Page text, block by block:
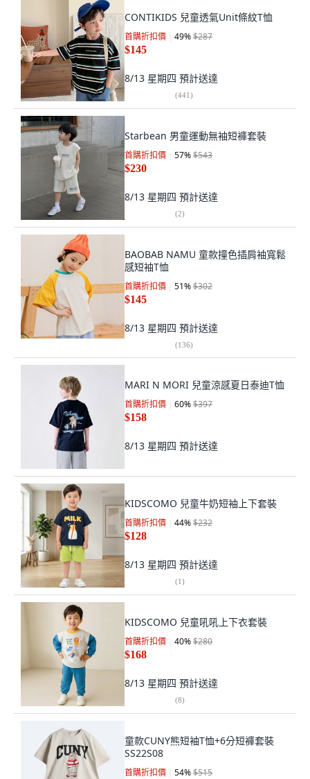
CONTIKIDS 兒童透氣Unit條紋T恤
首購折扣價 49%$287
$145
8/13 星期四 預計送達
(441)
Starbean 男童運動無袖短褲套裝
首購折扣價 57%$543
$230
8/13 星期四 預計送達
(2)
BAOBAB NAMU 童款撞色插肩袖寬鬆
感短袖T恤
首購折扣價 51%$302
$145
8/13 星期四 預計送達
(136)
MARI N MORI 兒童涼感夏日泰迪T恤
首購折扣價 60%$397
$158
8/13 星期四 預計送達
KIDSCOMO 兒童牛奶短袖上下套裝
首購折扣價 44%$232
$128
8/13 星期四 預計送達
(1)
KIDSCOMO 兒童吼吼上下衣套裝
首購折扣價 40%$280
$168
8/13 星期四 預計送達
(8)
童款CUNY熊短袖T恤+6分短褲套裝
SS22S08
首購折扣價 54%$515